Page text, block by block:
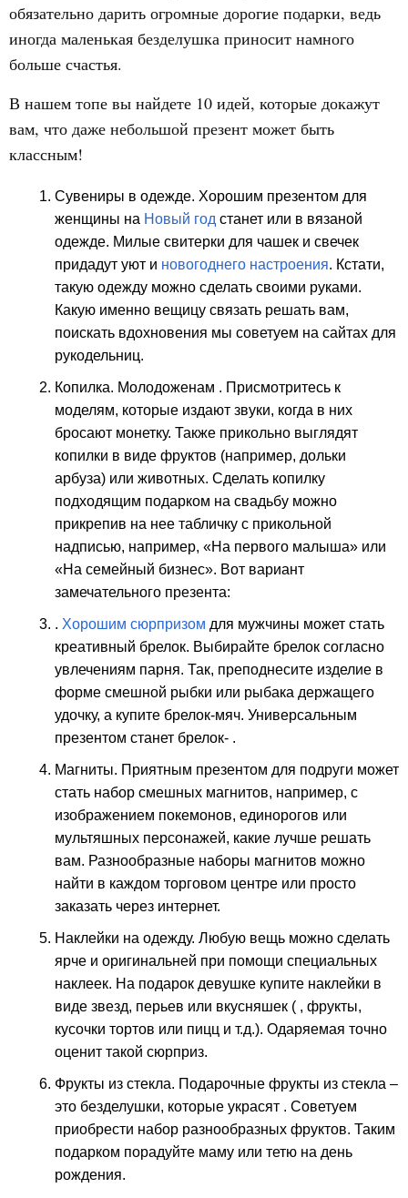
обязательно дарить огромные дорогие подарки, ведь
иногда маленькая безделушка приносит намного
больше счастья.
В нашем топе вы найдете 10 идей, которые докажут
вам, что даже небольшой презент может быть
классным!
Сувениры в одежде. Хорошим презентом для
женщины на Новый год станет или в вязаной
одежде. Милые свитерки для чашек и свечек
придадут уют и новогоднего настроения. Кстати,
такую одежду можно сделать своими руками.
Какую именно вещицу связать решать вам,
поискать вдохновения мы советуем на сайтах для
рукодельниц.
Копилка. Молодоженам . Присмотритесь к
моделям, которые издают звуки, когда в них
бросают монетку. Также прикольно выглядят
копилки в виде фруктов (например, дольки
арбуза) или животных. Сделать копилку
подходящим подарком на свадьбу можно
прикрепив на нее табличку с прикольной
надписью, например, «На первого малыша» или
«На семейный бизнес». Вот вариант
замечательного презента:
. Хорошим сюрпризом для мужчины может стать
креативный брелок. Выбирайте брелок согласно
увлечениям парня. Так, преподнесите изделие в
форме смешной рыбки или рыбака держащего
удочку, а купите брелок-мяч. Универсальным
презентом станет брелок- .
Магниты. Приятным презентом для подруги может
стать набор смешных магнитов, например, с
изображением покемонов, единорогов или
мультяшных персонажей, какие лучше решать
вам. Разнообразные наборы магнитов можно
найти в каждом торговом центре или просто
заказать через интернет.
Наклейки на одежду. Любую вещь можно сделать
ярче и оригинальней при помощи специальных
наклеек. На подарок девушке купите наклейки в
виде звезд, перьев или вкусняшек ( , фрукты,
кусочки тортов или пицц и т.д.). Одаряемая точно
оценит такой сюрприз.
Фрукты из стекла. Подарочные фрукты из стекла –
это безделушки, которые украсят . Советуем
приобрести набор разнообразных фруктов. Таким
подарком порадуйте маму или тетю на день
рождения.